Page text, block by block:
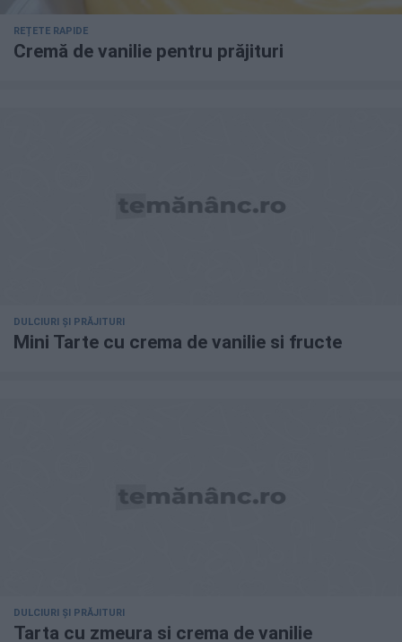
REȚETE RAPIDE
Cremă de vanilie pentru prăjituri
DULCIURI ȘI PRĂJITURI
Mini Tarte cu crema de vanilie si fructe
DULCIURI ȘI PRĂJITURI
Tarta cu zmeura si crema de vanilie